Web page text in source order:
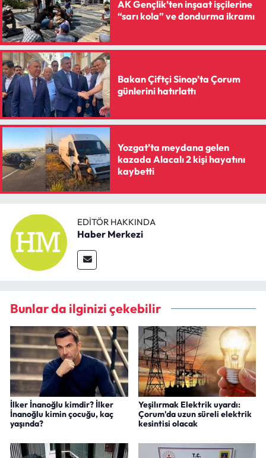
AK Gençlik’ten inşaat işçilerine
“sarı kola” ve dondurma ikramı
Bakan Çiftçi Sinop’ta Çorum
günlerini hatırlattı
Yozgat’ta meydana gelen
kazada Alacalı 2 kişi hayatını
kaybetti
EDITÖR HAKKINDA
Haber Merkezi
Bunlar da ilginizi çekebilir
İlker İnanoğlu kimdir? İlker
İnanoğlu kimin çocuğu, kaç
yaşında?
Yeşilırmak Elektrik uyardı:
Çorum'da uzun süreli elektrik
kesintisi olacak
Ortaköy Haberleri
Osmancık Haberleri
Otomotiv
Resmi İlan
Resmi Reklam
Sağlık
Siyaset
Sungurlu Haberleri
Uğurludağ Haberleri
Yaşam
Yayla Haber
Yemek Tarifleri